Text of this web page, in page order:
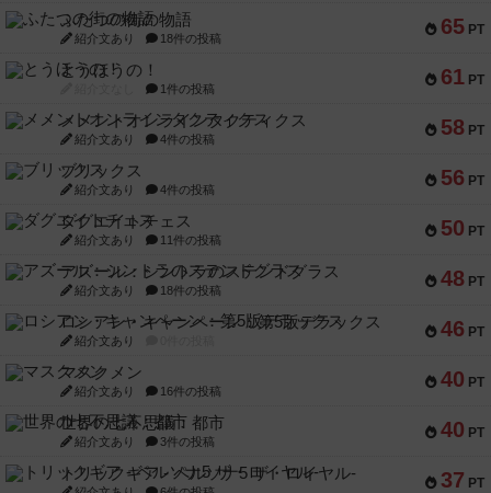
65 PT
ふたつの街の物語
紹介文あり 18件の投稿
61 PT
とうほうの！
1件の投稿
58 PT
メメントオンラインタクティクス
紹介文あり 4件の投稿
56 PT
ブリックス
紹介文あり 4件の投稿
50 PT
ダグエイトチェス
紹介文あり 11件の投稿
48 PT
アズール：シントラのステンドグラス
紹介文あり 18件の投稿
46 PT
ロシアン・キャンペーン：第5版デラックス
紹介文あり
40 PT
マスクメン
紹介文あり 16件の投稿
40 PT
世界の七不思議：都市
紹介文あり 3件の投稿
37 PT
トリックギア - ペルソナ5 ザ・ロイヤル-